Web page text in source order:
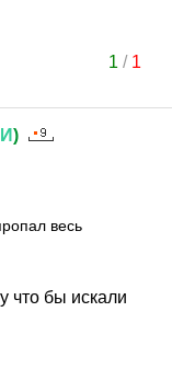
1 / 1
)
весь
что бы искали